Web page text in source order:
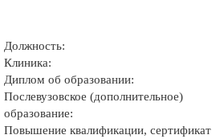
Должность:
Клиника:
Диплом об образовании:
Послевузовское (дополнительное)
образование:
Повышение квалификации, сертификат